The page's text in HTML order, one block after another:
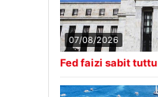
07/08/2026
Fed faizi sabit tuttu